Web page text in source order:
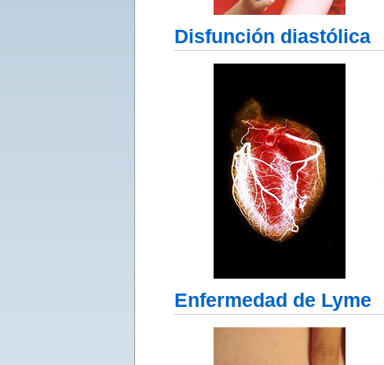
Disfunción diastólica
Enfermedad de Lyme